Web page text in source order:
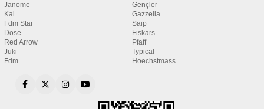
Janome
Kai
Fdm Star
Dose
Red Arrow
Juki
Fdm
Gençler
Gazzella
Saip
Fiskars
Pfaff
Typical
Hoechstmass